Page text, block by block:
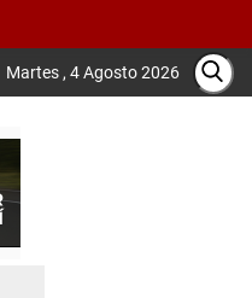
Martes , 4 Agosto 2026